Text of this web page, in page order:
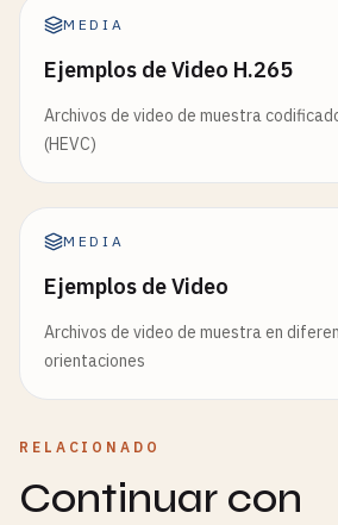
MEDIA
Ejemplos de Video H.265
Archivos de video de muestra
(HEVC)
MEDIA
Ejemplos de Video
Archivos de video de muestra en
orientaciones
RELACIONADO
Continuar con